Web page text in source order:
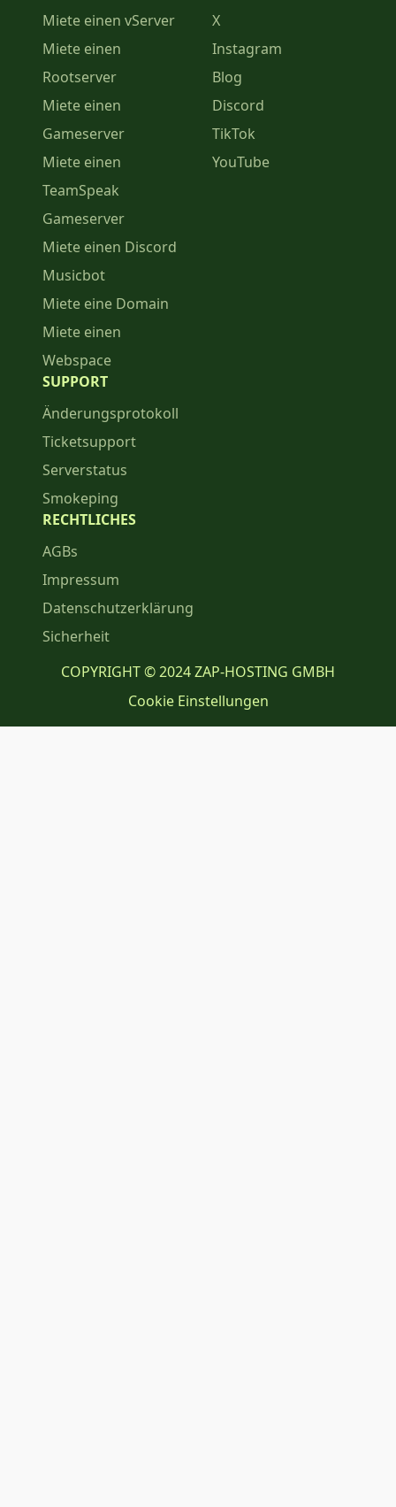
Miete einen vServer
Miete einen
Rootserver
Miete einen
Gameserver
Miete einen
TeamSpeak
Gameserver
Miete einen Discord
Musicbot
Miete eine Domain
Miete einen
Webspace
X
Instagram
Blog
Discord
TikTok
YouTube
SUPPORT
Änderungsprotokoll
Ticketsupport
Serverstatus
Smokeping
RECHTLICHES
AGBs
Impressum
Datenschutzerklärung
Sicherheit
COPYRIGHT © 2024 ZAP-HOSTING GMBH
Cookie Einstellungen